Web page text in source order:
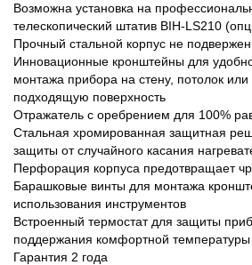
Возможна установка на
телескопический штатив BIH-LS210
Прочный стальной корпус не
Инновационные кронштейны для
монтажа прибора на стену, потолок
подходящую поверхность
Отражатель с оребрением для 100%
Стальная хромированная защитная
защиты от случайного касания
Перфорация корпуса предотвращает
Барашковые винты для монтажа
использования инструментов
Встроенный термостат для защиты
поддержания комфортной
Гарантия 2 года